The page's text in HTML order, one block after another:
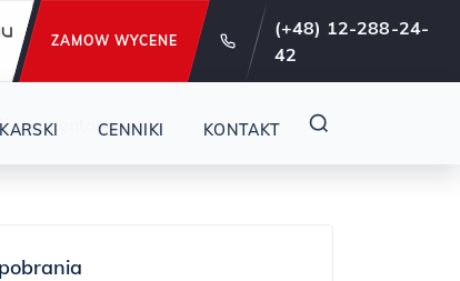
29 lat !
ZAMOW WYCENE
(+48) 12-288-24-
42
CENNIKI KONTAKT
segmentowy